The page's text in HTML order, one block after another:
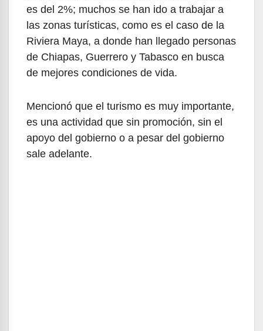
es del 2%; muchos se han ido a trabajar a
las zonas turísticas, como es el caso de la
Riviera Maya, a donde han llegado personas
de Chiapas, Guerrero y Tabasco en busca
de mejores condiciones de vida.
Mencionó que el turismo es muy importante,
es una actividad que sin promoción, sin el
apoyo del gobierno o a pesar del gobierno
sale adelante.